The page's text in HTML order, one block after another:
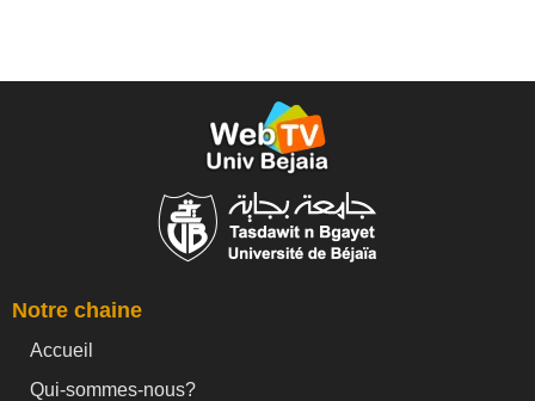
Notre chaine
Accueil
Qui-sommes-nous?